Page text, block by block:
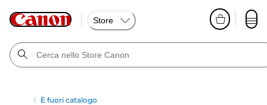
Store
È fuori catalogo